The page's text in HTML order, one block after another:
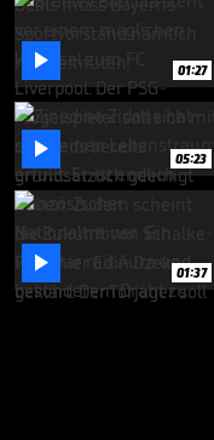
 01:27
 05:23
 01:37